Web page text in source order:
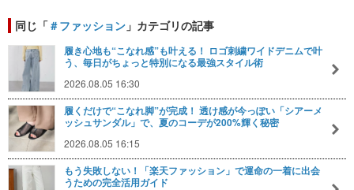
同じ「＃ファッション 」カテゴリの記事
履き心地も“こなれ感”も叶える！ ロゴ刺繍ワイドデニムで叶
う、毎日がちょっと特別になる最強スタイル術
2026.08.05 16:30
履くだけで“こなれ脚”が完成！ 透け感が今っぽい「シアーメ
ッシュサンダル」で、夏のコーデが200%輝く秘密
2026.08.05 16:15
もう失敗しない！「楽天ファッション」で運命の一着に出会
うための完全活用ガイド